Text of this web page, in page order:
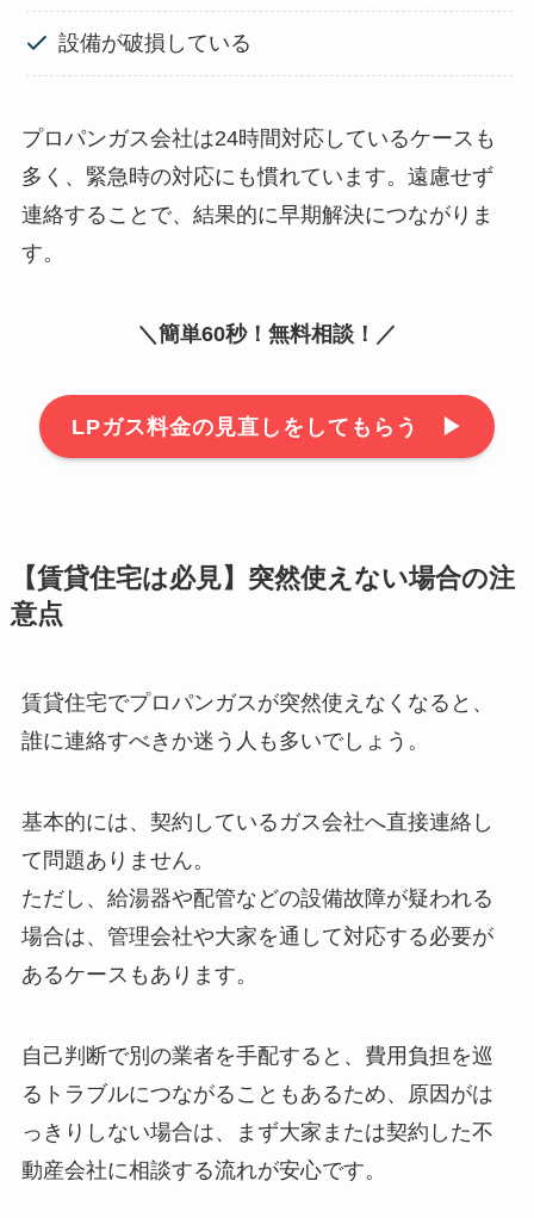
設備が破損している
プロパンガス会社は24時間対応しているケースも
多く、緊急時の対応にも慣れています。遠慮せず
連絡することで、結果的に早期解決につながりま
す。
＼簡単60秒！無料相談！／
LPガス料金の見直しをしてもらう ▶︎
【賃貸住宅は必見】突然使えない場合の注
意点
賃貸住宅でプロパンガスが突然使えなくなると、
誰に連絡すべきか迷う人も多いでしょう。
基本的には、契約しているガス会社へ直接連絡し
て問題ありません。
ただし、給湯器や配管などの設備故障が疑われる
場合は、管理会社や大家を通して対応する必要が
あるケースもあります。
自己判断で別の業者を手配すると、費用負担を巡
るトラブルにつながることもあるため、原因がは
っきりしない場合は、まず大家または契約した不
動産会社に相談する流れが安心です。